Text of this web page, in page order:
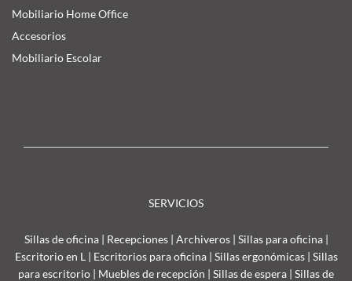
Mobiliario Home Office
Accesorios
Mobiliario Escolar
SERVICIOS
Sillas de oficina| Recepciones| Archiveros| Sillas para oficina|
Escritorio en L | Escritorios para oficina| Sillas ergonómicas| Sillas
para escritorio | Muebles de recepción | Sillas de espera | Sillas de